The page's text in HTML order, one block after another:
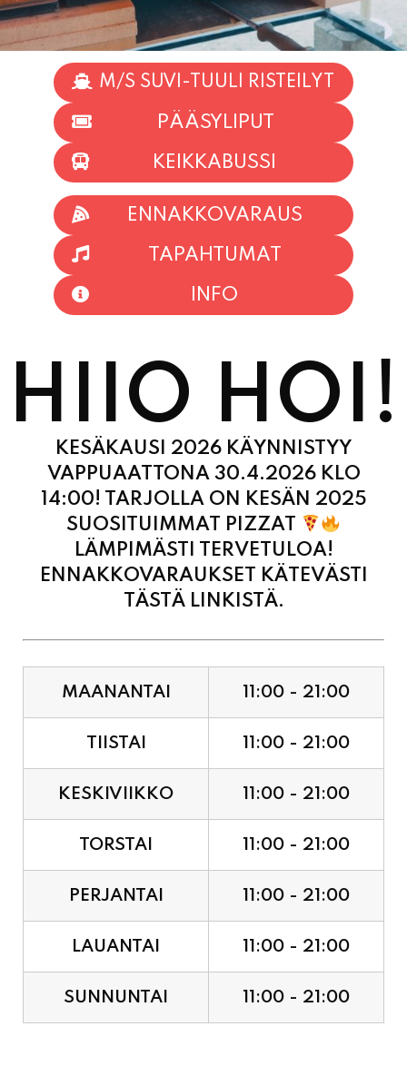
M/S SUVI-TUULI RISTEILYT
PÄÄSYLIPUT
KEIKKABUSSI
TAPAHTUMAT
INFO
HIIO HOI!
KESÄKAUSI 2026 KÄYNNISTYY
VAPPUAATTONA 30.4.2026 KLO
14:00! TARJOLLA ON KESÄN 2025
SUOSITUIMMAT PIZZAT
LÄMPIMÄSTI TERVETULOA!
ENNAKKOVARAUKSET KÄTEVÄSTI
TÄSTÄ LINKISTÄ.
TIISTAI 11:00 - 21:00
KESKIVIIKKO 11:00 - 21:00
TORSTAI 11:00 - 21:00
PERJANTAI 11:00 - 21:00
LAUANTAI 11:00 - 21:00
SUNNUNTAI 11:00 - 21:00